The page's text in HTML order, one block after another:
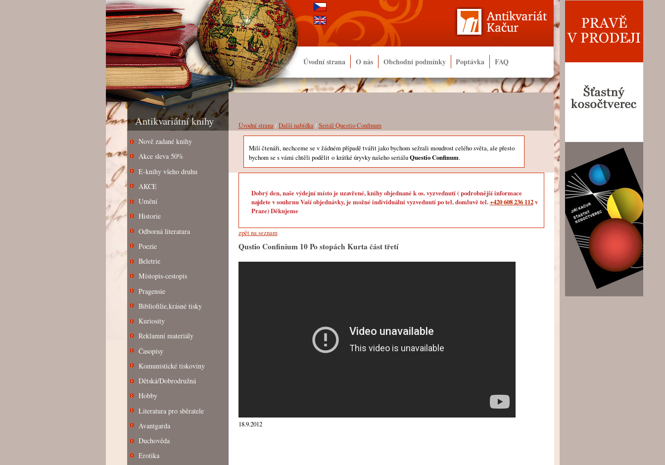
Úvodní strana O nás Obchodní podmínky Poptávka FAQ
Antikvariátní knihy
Nově zadané knihy
Akce sleva 50%
E-knihy všeho druhu
AKCE
Umění
Historie
Odborná literatura
Poezie
Beletrie
Místopis-cestopis
Pragensie
Bibliofilie,krásné tisky
Kuriosity
Reklamní materiály
Časopisy
Komunistické tiskoviny
Dětská/Dobrodružná
Hobby
Literatura pro sběratele
Avantgarda
Duchověda
Erotika
Úvodní strana/Další nabídka/Seriál Questio Confinum
Milí čtenáři, nechceme se v žádném případě tvářit jako bychom sežrali moudrost celého světa, ale přesto
bychom se s vámi chtěli podělit o krátké úryvky našeho seriáluQuestio Confinum.
Dobrý den, naše výdejní místo je uzavřené, knihy objednané k os. vyzvednutí ( podrobnější informace
najdete v souhrnu Vaší objednávky, je možné individuální vyzvednutí po tel. domluvě tel.+420 608 236 112v
Praze) Děkujeme
zpět na seznam
Qustio Confinium 10 Po stopách Kurta část třetí
18.9.2012